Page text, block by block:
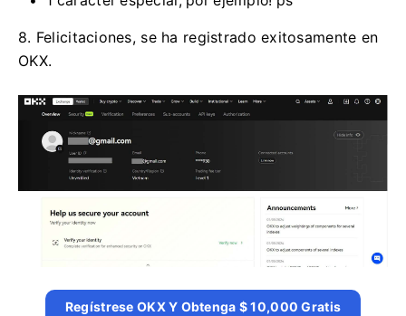
8. Felicitaciones, se ha registrado exitosamente en
OKX.
Regístrese OKX Y Obtenga $ 10,000 Gratis